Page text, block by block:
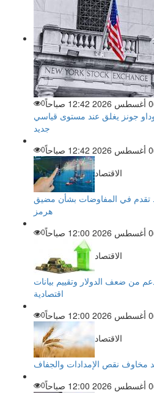
0
جونز يغلق عند مستوى قياسي
جديد
0
الاقتصاد
تقدم في المفاوضات بشأن مضيق
هرمز
0
الاقتصاد
أكثر من 4% بدعم من ضعف الدولار وتقييم بيانات
اقتصادية
0
الاقتصاد
مخاوف نقص الإمدادات والجفاف
0